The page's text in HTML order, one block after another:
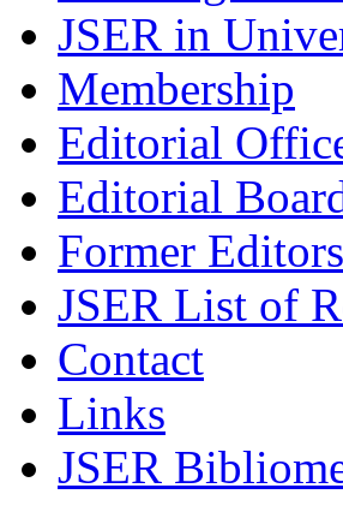
JSER in
Membership
Editorial
Editorial
Former
JSER List of
Contact
Links
JSER